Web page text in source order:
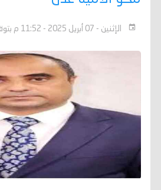
الإثنين - 07 أبريل 2025 - 11:52 م بتوقيت عدن